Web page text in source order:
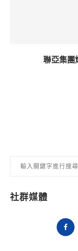
聯亞集團
社群媒體